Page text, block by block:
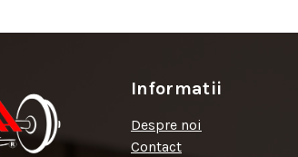
Informatii
Despre noi
Contact